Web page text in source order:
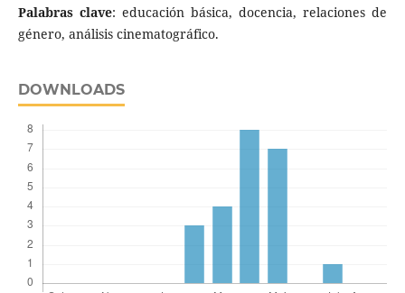
Palabras clave: educación básica, docencia, relaciones de
género, análisis cinematográfico.
DOWNLOADS